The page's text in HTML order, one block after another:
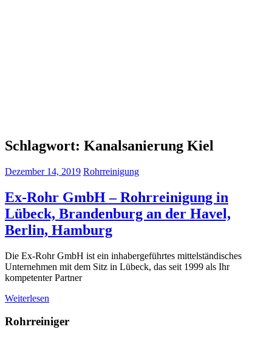
Schlagwort: Kanalsanierung Kiel
Dezember 14, 2019 Rohrreinigung
Ex-Rohr GmbH – Rohrreinigung in
Lübeck, Brandenburg an der Havel,
Berlin, Hamburg
Die Ex-Rohr GmbH ist ein inhabergeführtes mittelständisches
Unternehmen mit dem Sitz in Lübeck, das seit 1999 als Ihr
kompetenter Partner
Weiterlesen
Rohrreiniger